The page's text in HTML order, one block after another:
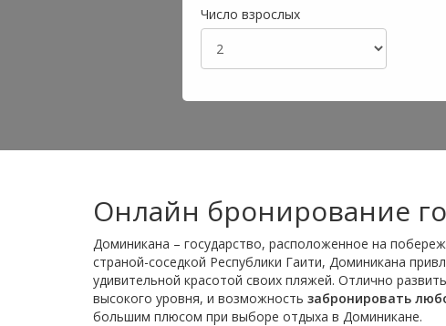
Число взрослых
Онлайн бронирование
Доминикана – государство, расположенное на
страной-соседкой Республики Гаити, Доминикана
удивительной красотой своих пляжей. Отлично
высокого уровня, и возможность забронировать
большим плюсом при выборе отдыха в Доминикане.